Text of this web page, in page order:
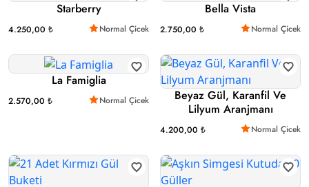
Starberry
4.250,00 ₺ Normal Çicek
Bella Vista
2.750,00 ₺ Normal Çicek
La Famiglia
2.570,00 ₺ Normal Çicek
Beyaz Gül, Karanfil Ve
Lilyum Aranjmanı
4.200,00 ₺ Normal Çicek